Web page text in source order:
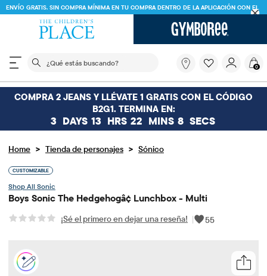
ENVÍO GRATIS. SIN COMPRA MÍNIMA EN TU COMPRA DENTRO DE LA APLICACIÓN CON EL
CÓDIGO
El siguiente campo de búsqueda filtra las
buscando?
0
COMPRA 2 JEANS Y LLÉVATE 1 GRATIS CON EL CÓDIGO
B2G1. TERMINA EN:
3 DAYS 13 HRS 22 MINS 8 SECS
Home > Tienda de personajes > Sónico
CUSTOMIZABLE
Sonic
Boys Sonic The Hedgehogâ¢ Lunchbox - Multi
¡Sé el primero en dejar una reseña! | 55